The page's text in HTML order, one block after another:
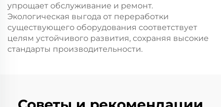
упрощает обслуживание и ремонт.
Экологическая выгода от переработки
существующего оборудования соответствует
целям устойчивого развития, сохраняя высокие
стандарты производительности.